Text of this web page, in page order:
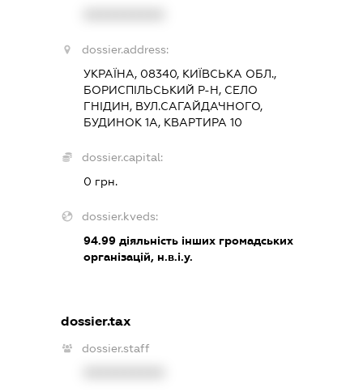
dossier.address:
УКРАЇНА, 08340, КИЇВСЬКА ОБЛ.,
БОРИСПІЛЬСЬКИЙ Р-Н, СЕЛО
ГНІДИН, ВУЛ.САГАЙДАЧНОГО,
БУДИНОК 1А, КВАРТИРА 10
dossier.capital:
0 грн.
dossier.kveds:
94.99діяльність інших громадських
організацій, н.в.і.у.
dossier.tax
dossier.staff